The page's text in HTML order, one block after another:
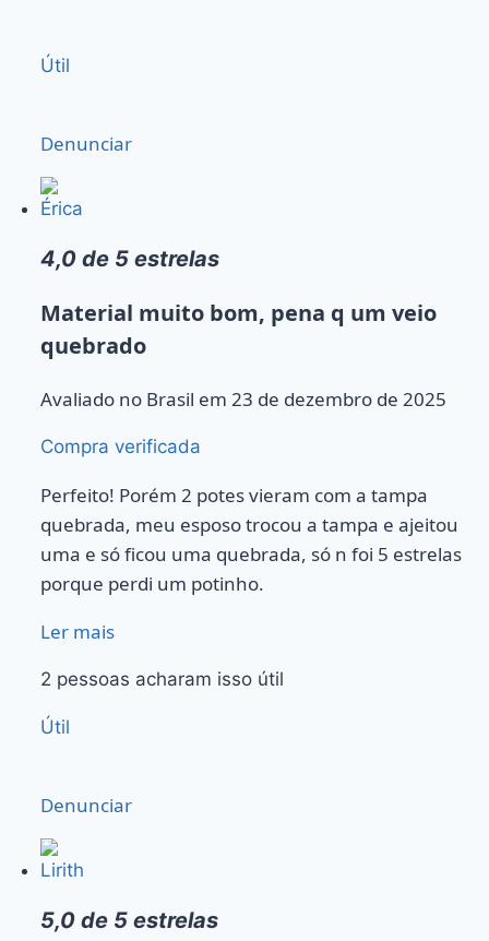
Útil
Denunciar
Érica
4,0 de 5 estrelas
Material muito bom, pena q um veio
quebrado
Avaliado no Brasil em 23 de dezembro de 2025
Compra verificada
Perfeito! Porém 2 potes vieram com a tampa
quebrada, meu esposo trocou a tampa e ajeitou
uma e só ficou uma quebrada, só n foi 5 estrelas
porque perdi um potinho.
Ler mais
2 pessoas acharam isso útil
Útil
Denunciar
Lirith
5,0 de 5 estrelas